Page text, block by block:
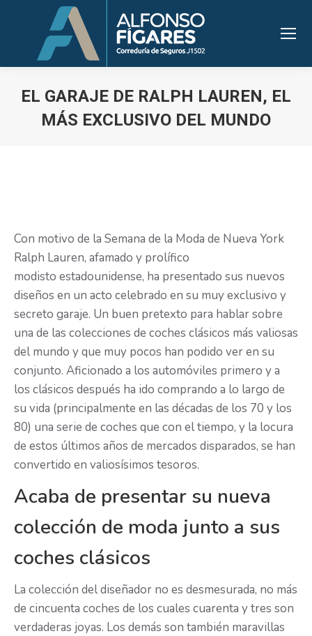
EL GARAJE DE RALPH LAUREN, EL
MÁS EXCLUSIVO DEL MUNDO
Con motivo de la Semana de la Moda de Nueva York
Ralph Lauren, afamado y prolífico
modisto estadounidense, ha presentado sus nuevos
diseños en un acto celebrado en su muy exclusivo y
secreto garaje. Un buen pretexto para hablar sobre
una de las colecciones de coches clásicos más valiosas
del mundo y que muy pocos han podido ver en su
conjunto. Aficionado a los automóviles primero y a
los clásicos después ha ido comprando a lo largo de
su vida (principalmente en las décadas de los 70 y los
80) una serie de coches que con el tiempo, y la locura
de estos últimos años de mercados disparados, se han
convertido en valiosísimos tesoros.
Acaba de presentar su nueva
colección de moda junto a sus
coches clásicos
La colección del diseñador no es desmesurada, no más
de cincuenta coches de los cuales cuarenta y tres son
verdaderas joyas. Los demás son también maravillas